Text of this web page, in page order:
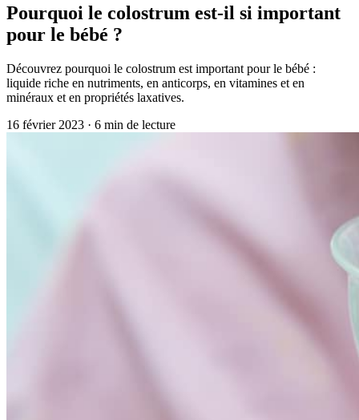
Pourquoi le colostrum est-il si important
pour le bébé ?
Découvrez pourquoi le colostrum est important pour le bébé :
liquide riche en nutriments, en anticorps, en vitamines et en
minéraux et en propriétés laxatives.
16 février 2023 · 6 min de lecture